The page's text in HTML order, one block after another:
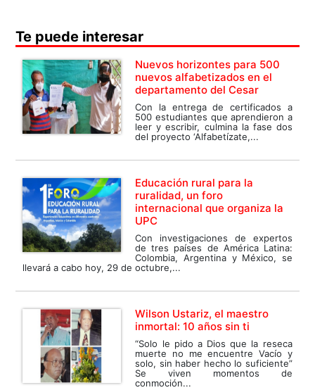
Te puede interesar
Nuevos horizontes para 500
nuevos alfabetizados en el
departamento del Cesar
Con la entrega de certificados a
500 estudiantes que aprendieron a
leer y escribir, culmina la fase dos
del proyecto ‘Alfabetízate,...
Educación rural para la
ruralidad, un foro
internacional que organiza la
UPC
Con investigaciones de expertos
de tres países de América Latina:
Colombia, Argentina y México, se
llevará a cabo hoy, 29 de octubre,...
Wilson Ustariz, el maestro
inmortal: 10 años sin ti
“Solo le pido a Dios que la reseca
muerte no me encuentre Vacío y
solo, sin haber hecho lo suficiente”
Se viven momentos de
conmoción...